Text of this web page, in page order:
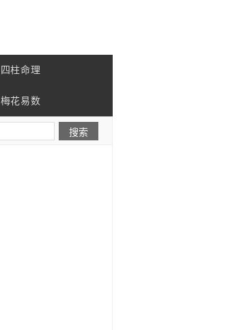
四柱命理
梅花易数